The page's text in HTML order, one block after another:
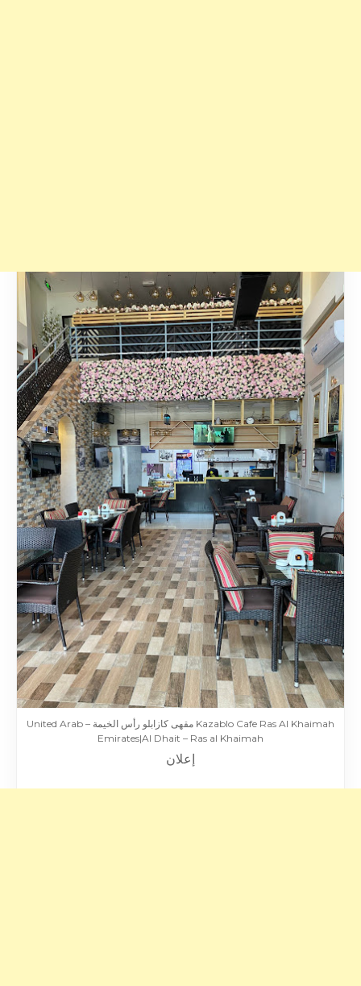
Kazablo Cafe Ras Al Khaimah مقهى كازابلو رأس الخيمة – United Arab
Emirates|Al Dhait – Ras al Khaimah
إعلان